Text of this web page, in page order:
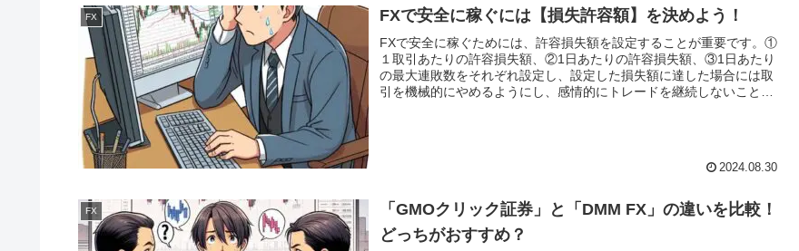
FX FXで安全に稼ぐには【損失許容額】を決めよう！
FXで安全に稼ぐためには、許容損失額を設定することが重要です。①
１取引あたりの許容損失額、②1日あたりの許容損失額、③1日あたり
の最大連敗数をそれぞれ設定し、設定した損失額に達した場合には取
引を機械的にやめるようにし、感情的にトレードを継続しないことを
2024.08.30
FX
「GMOクリック証券」と「DMM FX」の違いを比較！
どっちがおすすめ？